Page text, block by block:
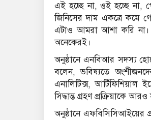
এই হচ্ছে না, ওই হচ্ছে না,
জিনিসের দাম একত্রে কমে
এটাও আমরা আশা করি না।
অনেকেরই।
অনুষ্ঠানে এনবিআর সদস্য
বলেন, ভবিষ্যতে
এনালিটিক্স, আর্টিফিশিয়াল
সিদ্ধান্ত গ্রহণ প্রক্রিয়াকে
অনুষ্ঠানে এফবিসিসিআইয়ের